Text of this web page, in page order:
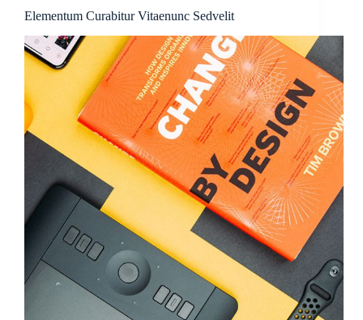
Elementum Curabitur Vitaenunc Sedvelit